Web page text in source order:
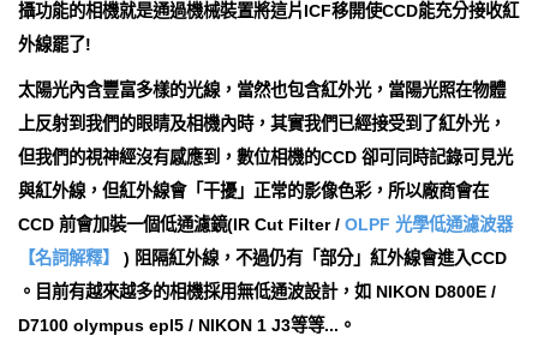
攝功能的相機就是通過機械裝置將這片ICF移開使CCD能充分接收紅
外線罷了!
太陽光內含豐富多樣的光線，當然也包含紅外光，當陽光照在物體
上反射到我們的眼睛及相機內時，其實我們已經接受到了紅外光，
但我們的視神經沒有感應到，數位相機的CCD 卻可同時記錄可見光
與紅外線，但紅外線會「干擾」正常的影像色彩，所以廠商會在
CCD 前會加裝一個低通濾鏡(IR Cut Filter / OLPF 光學低通濾波器
【名詞解釋】
) 阻隔紅外線，不過仍有「部分」紅外線會進入CCD
。目前有越來越多的相機採用無低通波設計，如 NIKON D800E /
D7100 olympus epl5 / NIKON 1 J3等等...。